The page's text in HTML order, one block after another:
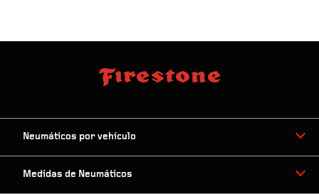
Neumáticos por vehículo
Medidas de Neumáticos